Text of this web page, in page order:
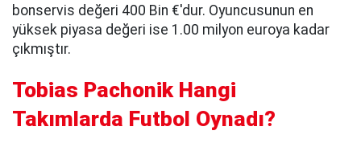
bonservis değeri 400 Bin €'dur. Oyuncusunun en
yüksek piyasa değeri ise 1.00 milyon euroya kadar
çıkmıştır.
Tobias Pachonik Hangi
Takımlarda Futbol Oynadı?